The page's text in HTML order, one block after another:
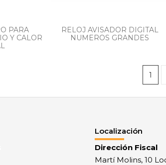
PARA
Y CALOR
RELOJ AVISADOR DIGITAL
NUMEROS GRANDES
1
Localización
Dirección Fiscal
Martí Molins, 10